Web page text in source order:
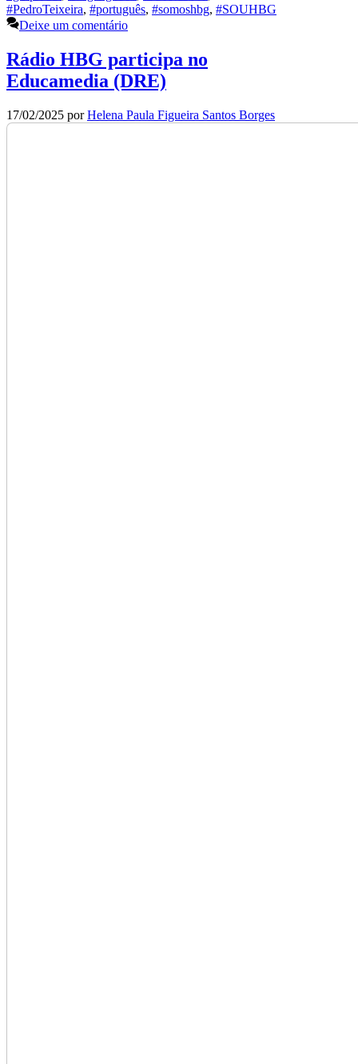
#PedroTeixeira, #português, #somoshbg, #SOUHBG
Deixe um comentário
Rádio HBG participa no
Educamedia (DRE)
17/02/2025 porHelena Paula Figueira Santos Borges